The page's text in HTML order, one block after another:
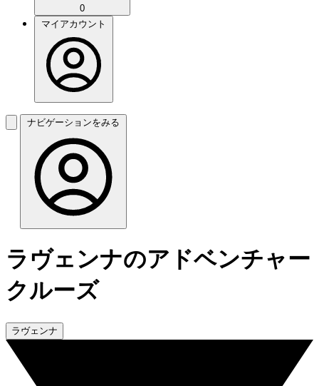
0
マイアカウント
ナビゲーションをみる
ラヴェンナのアドベンチャー
クルーズ
ラヴェンナ